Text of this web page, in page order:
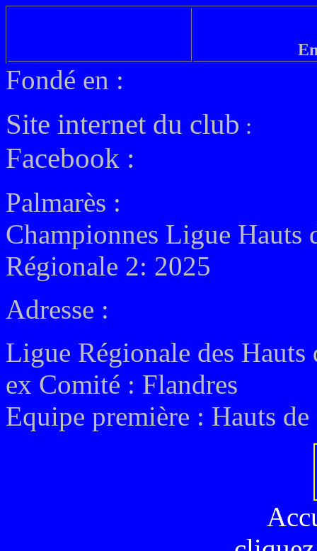
Fondé en :
Site internet du club :
Facebook :
Palmarès :
Championnes Ligue Hauts
Régionale 2: 2025
Adresse :
Ligue Régionale des Hauts
ex Comité : Flandres
Equipe première : Hauts